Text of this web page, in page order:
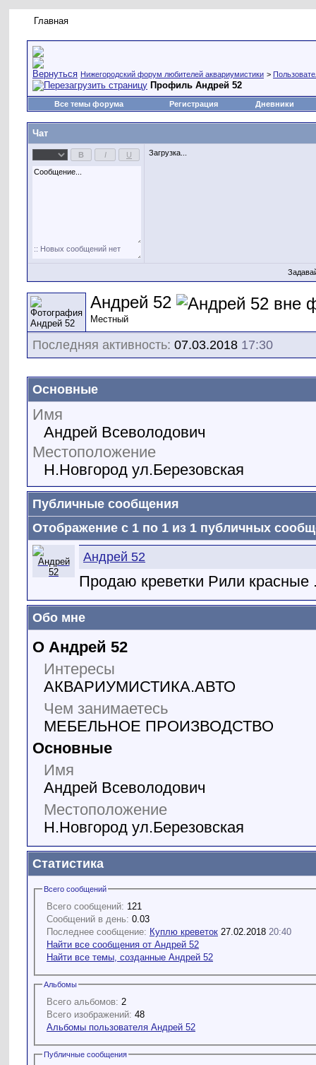
Главная
Нижегородский форум любителей аквариумистики >
Профиль Андрей 52
Все темы форума Регистрация Дневники
Чат
Загрузка...
Андрей 52
Местный
Последняя активность: 07.03.2018 17:30
Основные
Имя
Андрей Всеволодович
Местоположение
Н.Новгород ул.Березовская
Публичные сообщения
Отображение с 1 по 1 из 1 публичных
Андрей 52
Продаю креветки Рили красные
Обо мне
О Андрей 52
Интересы
АКВАРИУМИСТИКА.АВТО
Чем занимаетесь
МЕБЕЛЬНОЕ ПРОИЗВОДСТВО
Основные
Имя
Андрей Всеволодович
Местоположение
Н.Новгород ул.Березовская
Статистика
Всего сообщений
Всего сообщений: 121
Сообщений в день: 0.03
Последнее сообщение: Куплю креветок 27.02.2018 20:40
Найти все сообщения от Андрей 52
Найти все темы, созданные Андрей 52
Альбомы
Всего альбомов: 2
Всего изображений: 48
Альбомы пользователя Андрей 52
Публичные сообщения